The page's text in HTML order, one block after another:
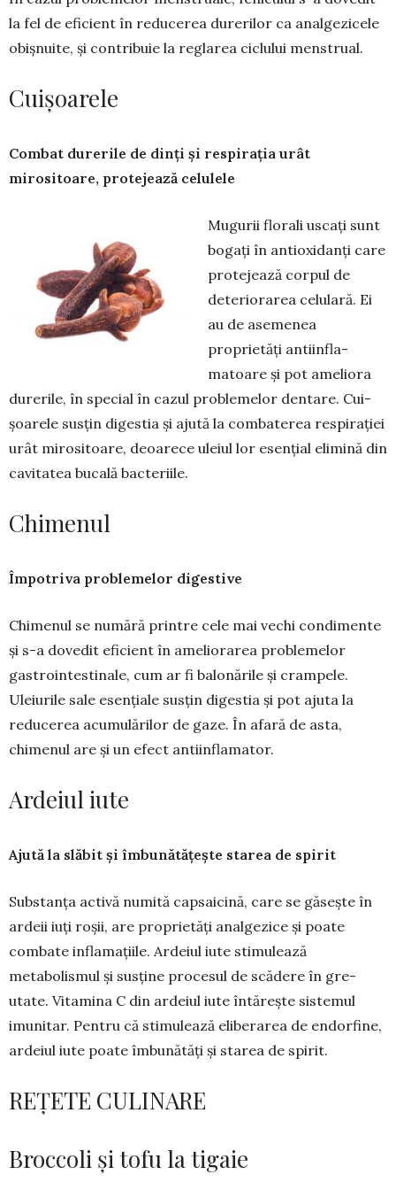
la fel de eficient în reducerea durerilor ca analgezicele
obișnuite, și con­tribuie la reglarea ciclului menstrual.
Cuișoarele
Combat durerile de dinți și respirația urât
mirositoare, protejează celulele
Mugurii florali uscați sunt
bogați în antioxidanți care
protejează corpul de
deteriorarea celu­lară. Ei
au de asemenea
proprietăți anti­infla­
matoare și pot ame­liora
durerile, în special în cazul proble­me­lor den­tare. Cui­
șoa­rele susțin diges­tia și aju­tă la combaterea respi­rației
urât mi­ro­si­toa­re, deoarece uleiul lor esen­țial elimi­nă din
cavitatea bucală bacteriile.
Chimenul
Împotriva problemelor digestive
Chimenul se numără prin­­tre cele mai vechi con­dimente
și s-a dovedit efi­cient în ameliorarea problemelor
gastrointes­tinale, cum ar fi balonările și crampele.
Uleiurile sale esențiale susțin digestia și pot ajuta la
reducerea acumulărilor de gaze. În afară de asta,
chimenul are și un efect antiinfla­mator.
Ardeiul iute
Ajută la slăbit și îmbunătățește starea de spirit
Substanța activă numită capsaicină, care se găsește în
ardeii iuți roșii, are proprietăți anal­gezice și poate
combate inflamațiile. Ar­deiul iute stimulează
metabolismul și susține procesul de scădere în gre­
utate. Vitamina C din ardeiul iute întărește sistemul
imunitar. Pentru că stimu­lează eliberarea de endor­fine,
arde­iul iute poate îmbu­nătăți și sta­rea de spirit.
REȚETE CULINARE
Broccoli și tofu la tigaie